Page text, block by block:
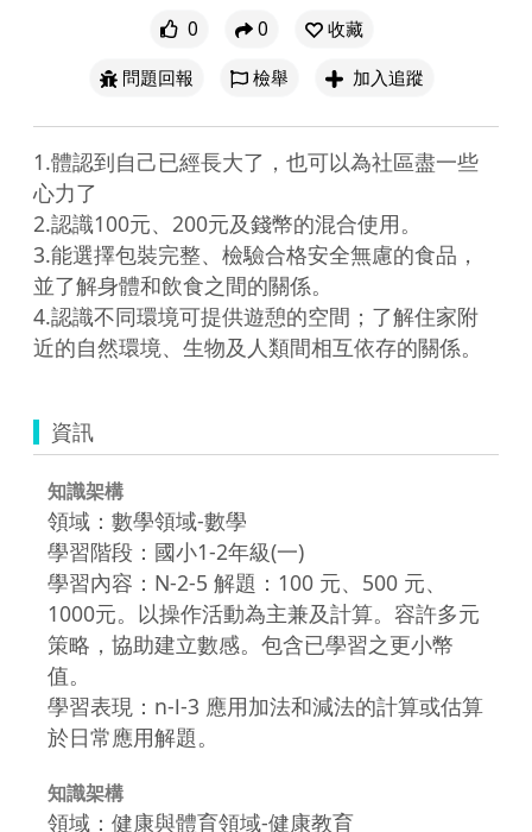
0 0
收藏
問題回報
檢舉 加入追蹤
1.體認到自己已經長大了，也可以為社區盡一些
心力了
2.認識100元、200元及錢幣的混合使用。
3.能選擇包裝完整、檢驗合格安全無慮的食品，
並了解身體和飲食之間的關係。
4.認識不同環境可提供遊憩的空間；了解住家附
資訊
知識架構
領域：數學領域-數學
學習階段：國小1-2年級(一)
學習內容：N-2-5 解題：100 元、500 元、
1000元。以操作活動為主兼及計算。容許多元
策略，協助建立數感。包含已學習之更小幣
值。
學習表現：n-Ⅰ-3 應用加法和減法的計算或估算
於日常應用解題。
知識架構
領域：健康與體育領域-健康教育